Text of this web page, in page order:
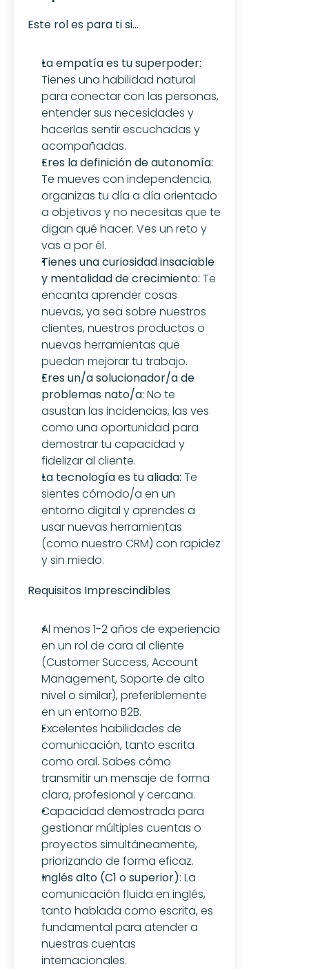
Este rol es para ti si...
La empatía es tu superpoder:
Tienes una habilidad natural
para conectar con las personas,
entender sus necesidades y
hacerlas sentir escuchadas y
acompañadas.
Eres la definición de autonomía:
Te mueves con independencia,
organizas tu día a día orientado
a objetivos y no necesitas que te
digan qué hacer. Ves un reto y
vas a por él.
Tienes una curiosidad insaciable
y mentalidad de crecimiento: Te
encanta aprender cosas
nuevas, ya sea sobre nuestros
clientes, nuestros productos o
nuevas herramientas que
puedan mejorar tu trabajo.
Eres un/a solucionador/a de
problemas nato/a: No te
asustan las incidencias, las ves
como una oportunidad para
demostrar tu capacidad y
fidelizar al cliente.
La tecnología es tu aliada: Te
sientes cómodo/a en un
entorno digital y aprendes a
usar nuevas herramientas
(como nuestro CRM) con rapidez
y sin miedo.
Requisitos Imprescindibles
Al menos 1-2 años de experiencia
en un rol de cara al cliente
(Customer Success, Account
Management, Soporte de alto
nivel o similar), preferiblemente
en un entorno B2B.
Excelentes habilidades de
comunicación, tanto escrita
como oral. Sabes cómo
transmitir un mensaje de forma
clara, profesional y cercana.
Capacidad demostrada para
gestionar múltiples cuentas o
proyectos simultáneamente,
priorizando de forma eficaz.
Inglés alto (C1 o superior): La
comunicación fluida en inglés,
tanto hablada como escrita, es
fundamental para atender a
nuestras cuentas
internacionales.